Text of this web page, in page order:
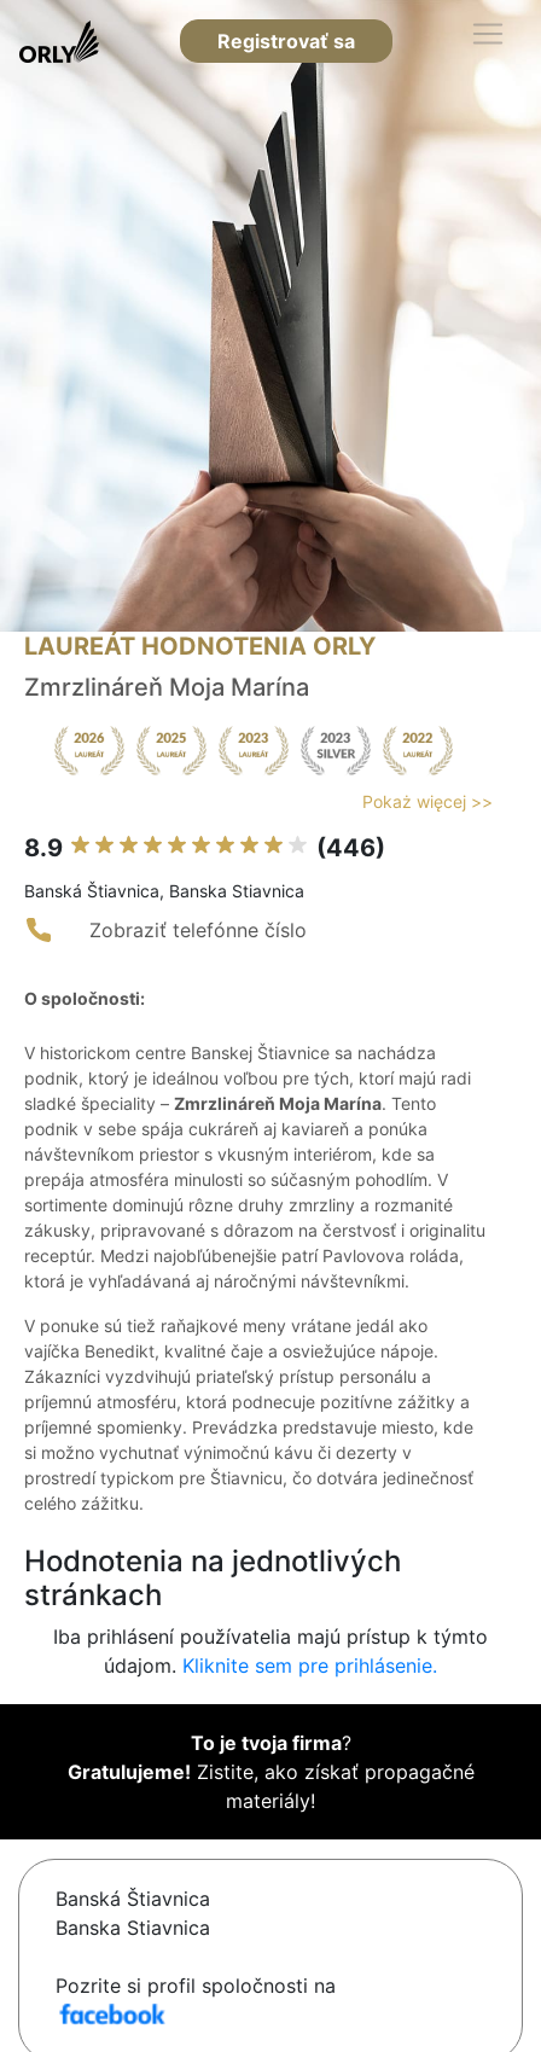
Registrovať sa
LAUREÁT HODNOTENIA ORLY
Zmrzlináreň Moja Marína
Pokaż więcej >>
8.9 (446)
Banská Štiavnica, Banska Stiavnica
Zobraziť telefónne číslo
O spoločnosti:
V historickom centre Banskej Štiavnice sa nachádza
podnik, ktorý je ideálnou voľbou pre tých, ktorí majú radi
sladké špeciality – Zmrzlináreň Moja Marína. Tento
podnik v sebe spája cukráreň aj kaviareň a ponúka
návštevníkom priestor s vkusným interiérom, kde sa
prepája atmosféra minulosti so súčasným pohodlím. V
sortimente dominujú rôzne druhy zmrzliny a rozmanité
zákusky, pripravované s dôrazom na čerstvosť i originalitu
receptúr. Medzi najobľúbenejšie patrí Pavlovova roláda,
ktorá je vyhľadávaná aj náročnými návštevníkmi.
V ponuke sú tiež raňajkové meny vrátane jedál ako
vajíčka Benedikt, kvalitné čaje a osviežujúce nápoje.
Zákazníci vyzdvihujú priateľský prístup personálu a
príjemnú atmosféru, ktorá podnecuje pozitívne zážitky a
príjemné spomienky. Prevádzka predstavuje miesto, kde
si možno vychutnať výnimočnú kávu či dezerty v
prostredí typickom pre Štiavnicu, čo dotvára jedinečnosť
celého zážitku.
Hodnotenia na jednotlivých
stránkach
Iba prihlásení používatelia majú prístup k týmto
údajom. Kliknite sem pre prihlásenie.
To je tvoja firma?
Gratulujeme! Zistite, ako získať propagačné
materiály!
Banská Štiavnica
Banska Stiavnica
Pozrite si profil spoločnosti na